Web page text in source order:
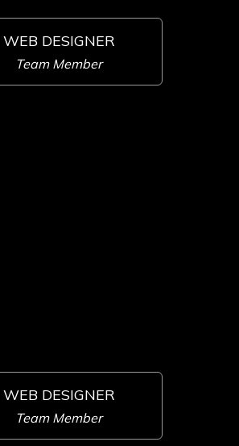
WEB DESIGNER
Team Member
WEB DESIGNER
Team Member